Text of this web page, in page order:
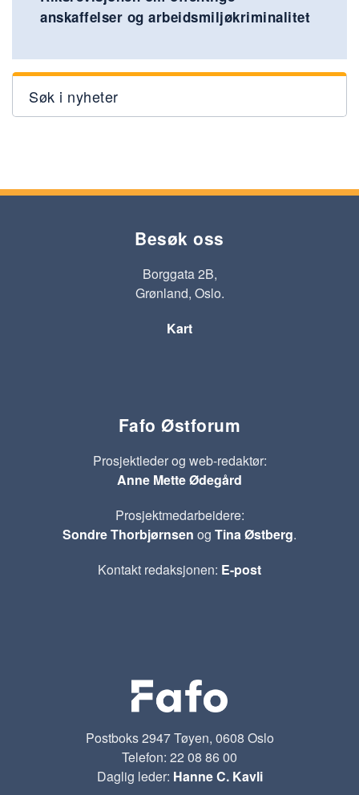
anskaffelser og arbeidsmiljøkriminalitet
Søk i nyheter
Besøk oss
Borggata 2B,
Grønland, Oslo.
Kart
Fafo Østforum
Prosjektleder og web-redaktør:
Anne Mette Ødegård
Prosjektmedarbeidere:
Sondre Thorbjørnsen og Tina Østberg.
Kontakt redaksjonen: E-post
Postboks 2947 Tøyen, 0608 Oslo
Telefon: 22 08 86 00
Daglig leder: Hanne C. Kavli